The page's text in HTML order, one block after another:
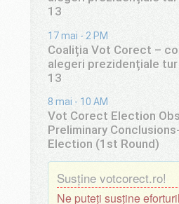
13
17 mai - 2 PM
Coaliția Vot Corect –
alegeri prezidențiale
13
8 mai - 10 AM
Vot Corect Election
Preliminary
Election (1st Round)
Susține votcorect.ro!
Ne puteți susține